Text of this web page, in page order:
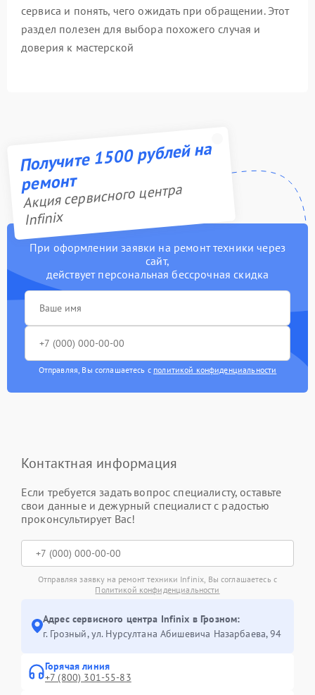
сервиса и понять, чего ожидать при обращении. Этот
раздел полезен для выбора похожего случая и
доверия к мастерской
Получите 1500 рублей на
ремонт
Акция сервисного центра
Infinix
При оформлении заявки на ремонт техники через
сайт,
действует персональная бессрочная скидка
Отправляя, Вы соглашаетесь с политикой конфиденциальности
Контактная информация
Если требуется задать вопрос специалисту, оставьте
свои данные и дежурный специалист с радостью
проконсультирует Вас!
Отправляя заявку на ремонт техники Infinix, Вы соглашаетесь с
Политикой конфиденциальности
Адрес сервисного центра Infinix в Грозном:
г. Грозный, ул. Нурсултана Абишевича Назарбаева, 94
Горячая линия
+7 (800) 301-55-83